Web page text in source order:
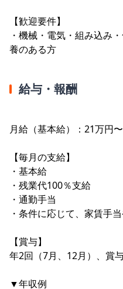
【歓迎要件】
・機械・電気・組み込み
養のある方
給与・報酬
月給（基本給）：21万円
【毎月の支給】
・基本給
・残業代100％支給
・通勤手当
・条件に応じて、家賃手
【賞与】
年2回（7月、12月）、賞
▼年収例